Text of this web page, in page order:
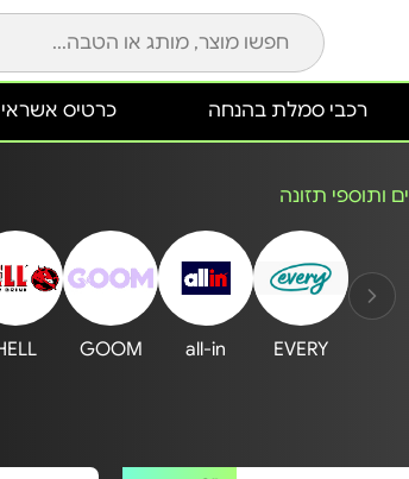
כרטיס אשראי HTZ רכבי סמלת בהנחה
ותוספי תזונה
EVERY
all-in
GOOM